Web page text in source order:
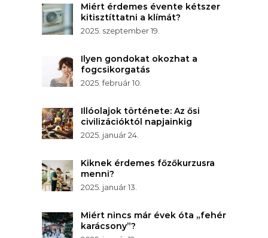
Miért érdemes évente kétszer
kitisztíttatni a klímát?
2025. szeptember 19.
Ilyen gondokat okozhat a
fogcsikorgatás
2025. február 10.
Illóolajok története: Az ősi
civilizációktól napjainkig
2025. január 24.
Kiknek érdemes főzőkurzusra
menni?
2025. január 13.
Miért nincs már évek óta „fehér
karácsony”?